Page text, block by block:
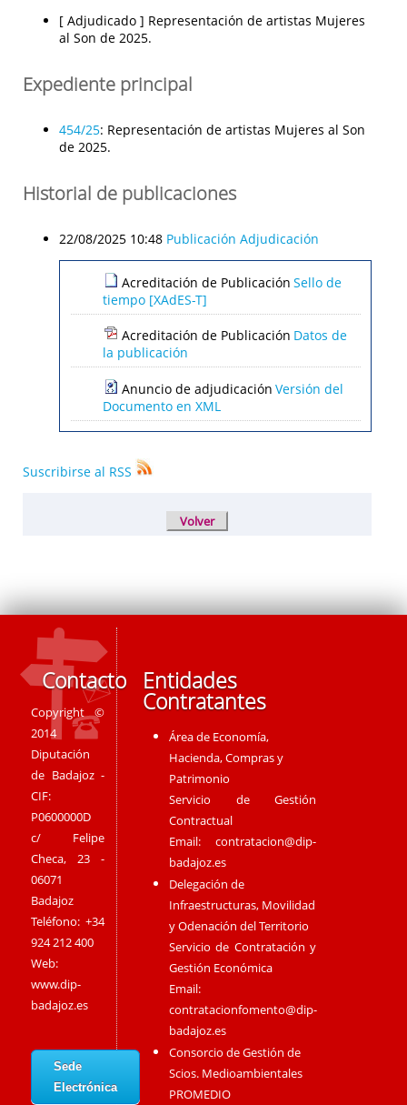
[ Adjudicado ] Representación de artistas Mujeres
al Son de 2025.
Expediente principal
454/25: Representación de artistas Mujeres al Son
de 2025.
Historial de publicaciones
22/08/2025 10:48 Publicación Adjudicación
Acreditación de Publicación Sello de
tiempo [XAdES-T]
Acreditación de Publicación Datos de
la publicación
Anuncio de adjudicación Versión del
Documento en XML
Suscribirse al RSS
Contacto
Copyright ©
2014
Diputación
de Badajoz -
CIF:
P0600000D
c/ Felipe
Checa, 23 -
06071
Badajoz
Teléfono: +34
924 212 400
Web:
www.dip-
badajoz.es
Sede
Electrónica
Entidades
Contratantes
Área de Economía,
Hacienda, Compras y
Patrimonio
Servicio de Gestión
Contractual
Email:contratacion@dip-
badajoz.es
Delegación de
Infraestructuras, Movilidad
y Odenación del Territorio
Servicio de Contratación y
Gestión Económica
Email:
contratacionfomento@dip-
badajoz.es
Consorcio de Gestión de
Scios. Medioambientales
PROMEDIO